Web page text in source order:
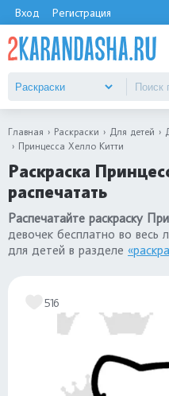
Вход Регистрация
Главная Раскраски Для детей
Принцесса Хелло Китти
Раскраска
распечатать
Распечатайте раскраску
девочек бесплатно во
для детей в разделе
516